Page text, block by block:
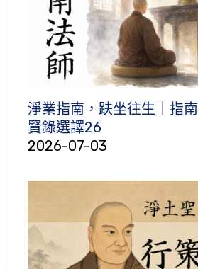
淨業指南，趺坐往生｜指
賢錄選譯26
2026-07-03